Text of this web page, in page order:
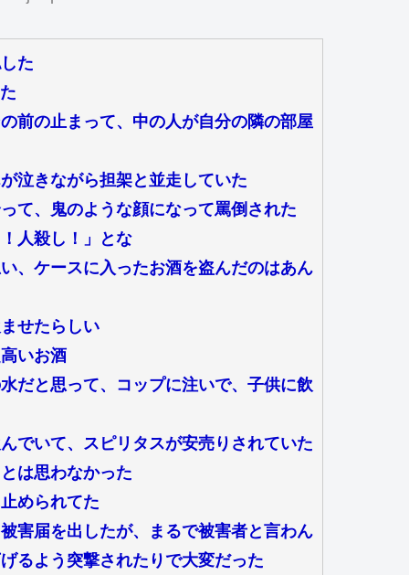
た
前の止まって、中の人が自分の隣の部屋
泣きながら担架と並走していた
て、鬼のような顔になって罵倒された
人殺し！」とな
、ケースに入ったお酒を盗んだのはあん
せたらしい
いお酒
だと思って、コップに注いで、子供に飲
でいて、スピリタスが安売りされていた
は思わなかった
められてた
害届を出したが、まるで被害者と言わん
るよう突撃されたりで大変だった